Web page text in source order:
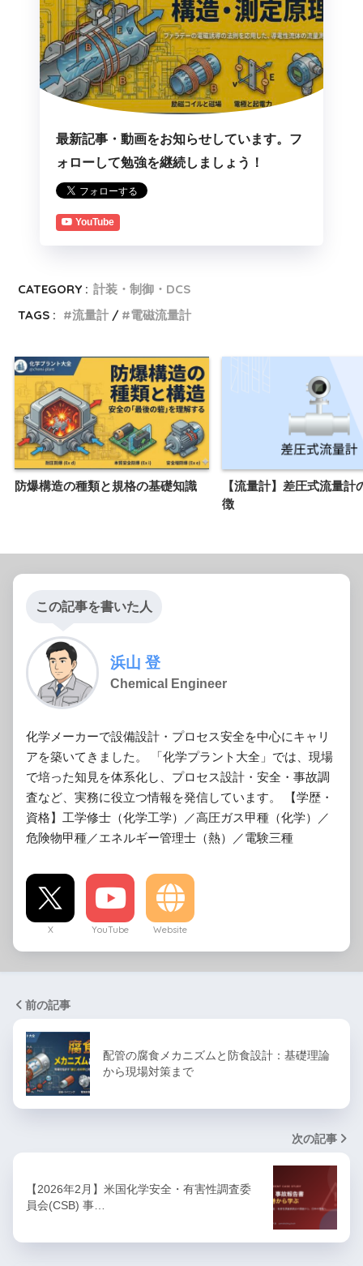
最新記事・動画をお知らせしています。フ
ォローして勉強を継続しましょう！
YouTube
CATEGORY : 計装・制御・DCS
TAGS :
流量計 電磁流量計
防爆構造の種類と規格の基礎知識
【流量計】差圧式流量計
徴
この記事を書いた人
浜山 登
Chemical Engineer
化学メーカーで設備設計・プロセス安全を中心にキャリ
アを築いてきました。 「化学プラント大全」では、現場
で培った知見を体系化し、プロセス設計・安全・事故調
査など、実務に役立つ情報を発信しています。 【学歴・
資格】工学修士（化学工学）／高圧ガス甲種（化学）／
危険物甲種／エネルギー管理士（熱）／電験三種
X YouTube Website
前の記事
配管の腐食メカニズムと防食設計：基礎理論
から現場対策まで
次の記事
【2026年2月】米国化学安全・有害性調査委
員会(CSB) 事…